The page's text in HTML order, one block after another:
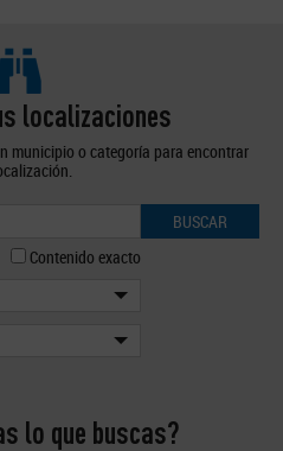
localizaciones
municipio o categoría para encontrar
BUSCAR
Contenido exacto
lo que buscas?